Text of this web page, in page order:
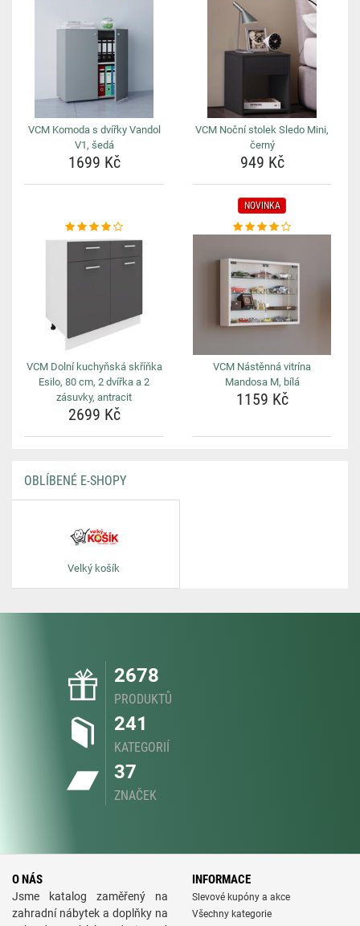
VCM Komoda s dvířky Vandol
V1, šedá
1699 Kč
VCM Noční stolek Sledo Mini,
černý
949 Kč
VCM Dolní kuchyňská skříňka
Esilo, 80 cm, 2 dvířka a 2
zásuvky, antracit
2699 Kč
NOVINKA
VCM Nástěnná vitrína
Mandosa M, bílá
1159 Kč
OBLÍBENÉ E-SHOPY
Velký košík
2678
PRODUKTŮ
241
KATEGORIÍ
37
ZNAČEK
O NÁS
Jsme katalog zaměřený na
zahradní nábytek a doplňky na
INFORMACE
Slevové kupóny a akce
Všechny kategorie